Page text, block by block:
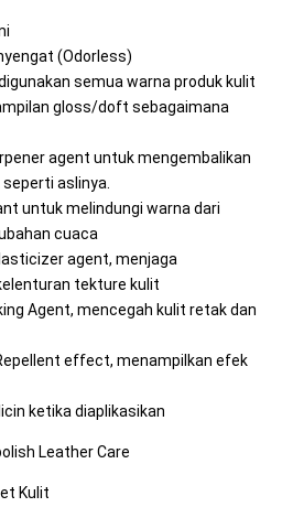
(Odorless)
semua warna produk kulit
gloss/doft sebagaimana
agent untuk mengembalikan
aslinya.
untuk melindungi warna dari
cuaca
agent, menjaga
tekture kulit
Agent, mencegah kulit retak dan
effect, menampilkan efek
ketika diaplikasikan
Leather Care
Kulit